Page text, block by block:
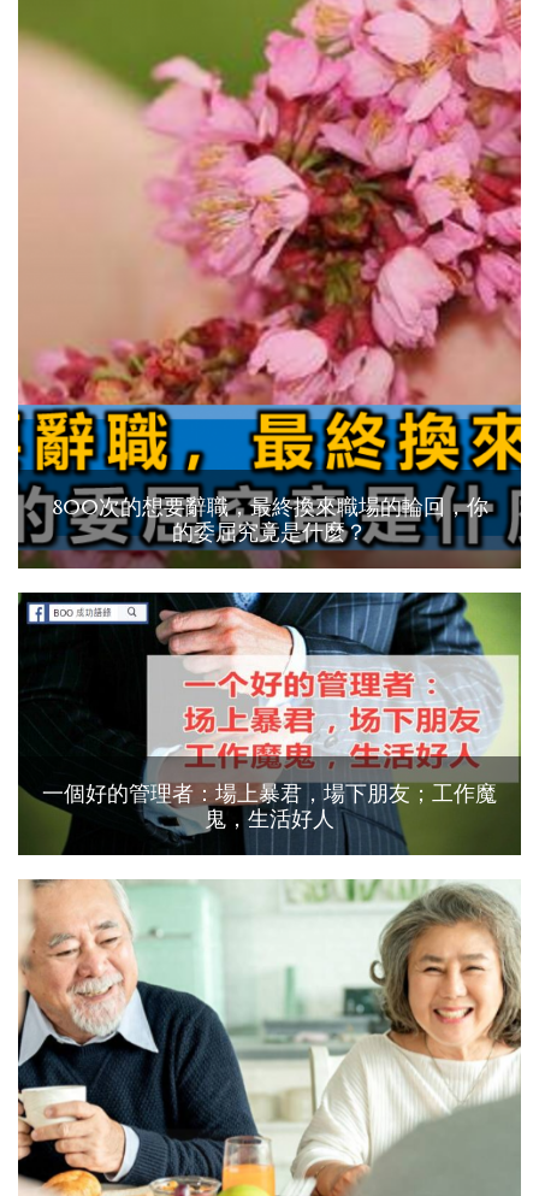
800次的想要辭職，最終換來職場的輪回，你
的委屈究竟是什麼？
一個好的管理者：場上暴君，場下朋友；工作魔
鬼，生活好人